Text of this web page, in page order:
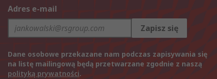
Adres e-mail
Zapisz się
Dane osobowe przekazane nam podczas zapisywania się
na listę mailingową będą przetwarzane zgodnie z naszą
polityką prywatności.